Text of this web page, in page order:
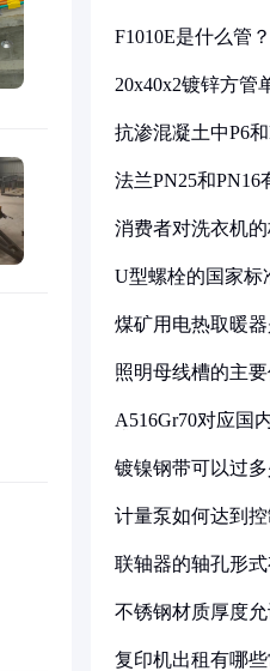
F1010E是什么管
20x40x2镀锌方管
抗渗混凝土中P6
法兰PN25和PN16
消费者对洗衣机
U型螺栓的国家标
煤矿用电热取暖
照明母线槽的主
A516Gr70对应国
镀镍钢带可以过
计量泵如何达到
联轴器的轴孔形
不锈钢材质厚度
复印机出租有哪